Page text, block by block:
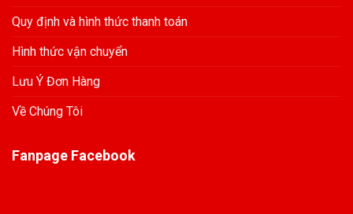
Quy định và hình thức thanh toán
Hình thức vận chuyển
Lưu Ý Đơn Hàng
Về Chúng Tôi
Fanpage Facebook